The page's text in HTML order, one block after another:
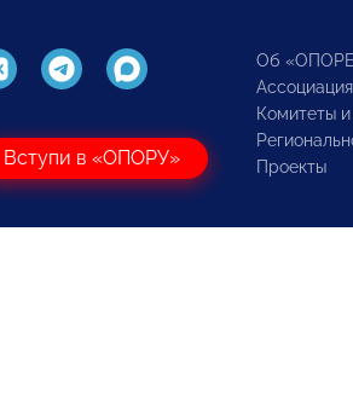
Вступи в «ОПОРУ»
Об
Комитеты
Проекты